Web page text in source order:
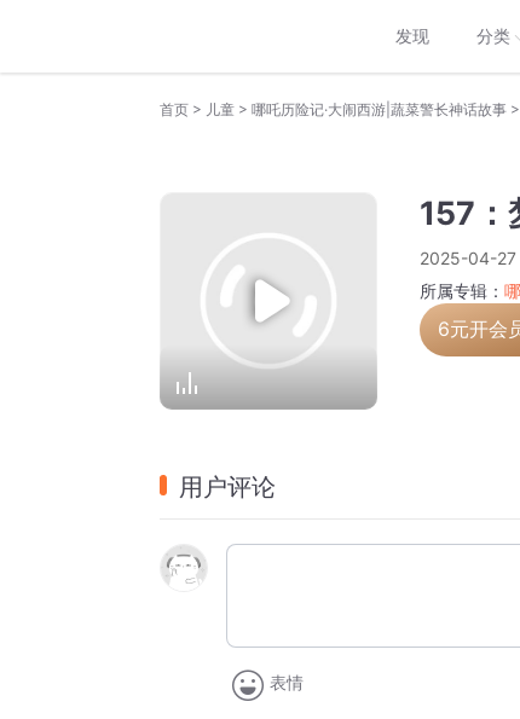
发现 分类
首页 > 儿童 > 哪吒历险记·大闹西游|蔬菜警长神话故事 >
157：
2025-04-
所属专辑：
6元开会
用户评论
表情